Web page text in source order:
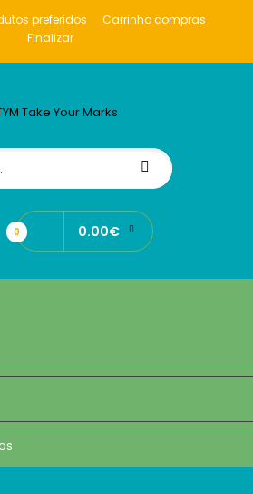
preferidos
Carrinho compras
Finalizar
0 0.00€